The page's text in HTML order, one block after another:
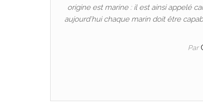
origine est marine : il est ainsi appelé
aujourd’hui chaque marin doit être
Par